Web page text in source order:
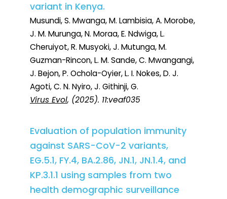
variant in Kenya.
Musundi, S. Mwanga, M. Lambisia, A. Morobe,
J. M. Murunga, N. Moraa, E. Ndwiga, L.
Cheruiyot, R. Musyoki, J. Mutunga, M.
Guzman-Rincon, L. M. Sande, C. Mwangangi,
J. Bejon, P. Ochola-Oyier, L. I. Nokes, D. J.
Agoti, C. N. Nyiro, J. Githinji, G.
Virus Evol, (2025). 11:veaf035
Evaluation of population immunity
against SARS-CoV-2 variants,
EG.5.1, FY.4, BA.2.86, JN.1, JN.1.4, and
KP.3.1.1 using samples from two
health demographic surveillance